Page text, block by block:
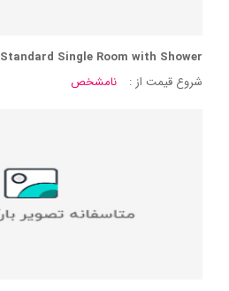
Standard Single Room with Shower
شروع قیمت از :
نامشخص